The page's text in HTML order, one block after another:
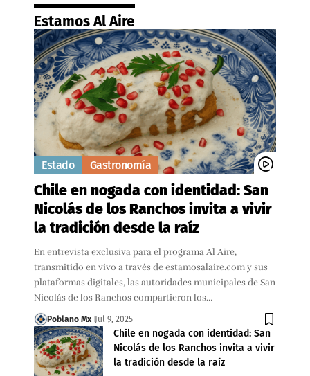
Estamos Al Aire
Estado Gastronomía
Chile en nogada con identidad: San
Nicolás de los Ranchos invita a vivir
la tradición desde la raíz
En entrevista exclusiva para el programa Al Aire,
transmitido en vivo a través de estamosalaire.com y sus
plataformas digitales, las autoridades municipales de San
Nicolás de los Ranchos compartieron los…
Poblano Mx Jul 9, 2025
Chile en nogada con identidad: San
Nicolás de los Ranchos invita a vivir
la tradición desde la raíz